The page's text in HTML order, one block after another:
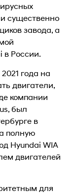
существенно
завода, а
в России.
года на
двигатели,
компании
был
в
полную
Hyundai WIA
двигателей
для